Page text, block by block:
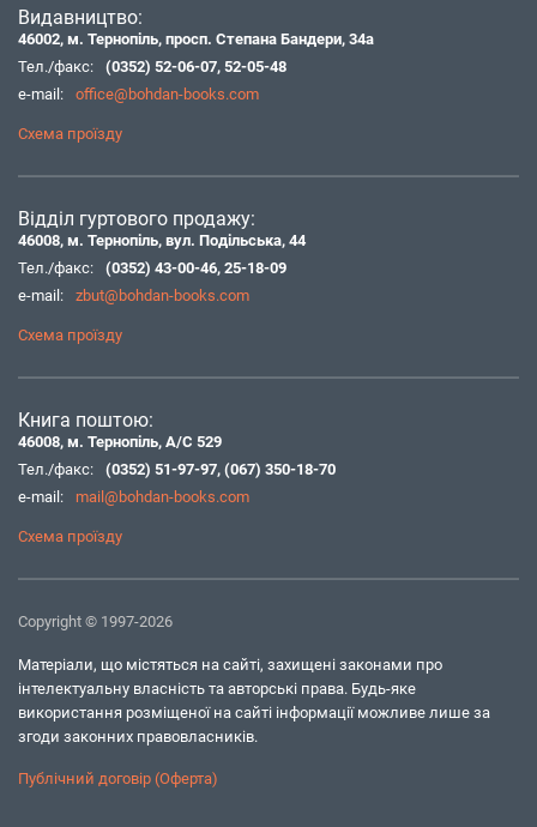
Видавництво:
46002, м. Тернопіль, просп. Степана Бандери, 34а
Тел./факс:
(0352) 52-06-07, 52-05-48
e-mail:
office@bohdan-books.com
Схема проїзду
Відділ гуртового продажу:
46008, м. Тернопіль, вул. Подільська, 44
Тел./факс:
(0352) 43-00-46, 25-18-09
e-mail:
zbut@bohdan-books.com
Схема проїзду
Книга поштою:
46008, м. Тернопіль, А/С 529
Тел./факс:
(0352) 51-97-97, (067) 350-18-70
e-mail:
mail@bohdan-books.com
Схема проїзду
Copyright © 1997-2026
Матеріали, що містяться на сайті, захищені законами про
інтелектуальну власність та авторські права. Будь-яке
використання розміщеної на сайті інформації можливе лише за
згоди законних правовласників.
Публічний договір (Оферта)